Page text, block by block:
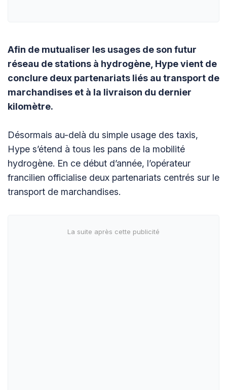
Afin de mutualiser les usages de son futur
réseau de stations à hydrogène, Hype vient de
conclure deux partenariats liés au transport de
marchandises et à la livraison du dernier
kilomètre.
Désormais au-delà du simple usage des taxis,
Hype s’étend à tous les pans de la mobilité
hydrogène. En ce début d’année, l’opérateur
francilien officialise deux partenariats centrés sur le
transport de marchandises.